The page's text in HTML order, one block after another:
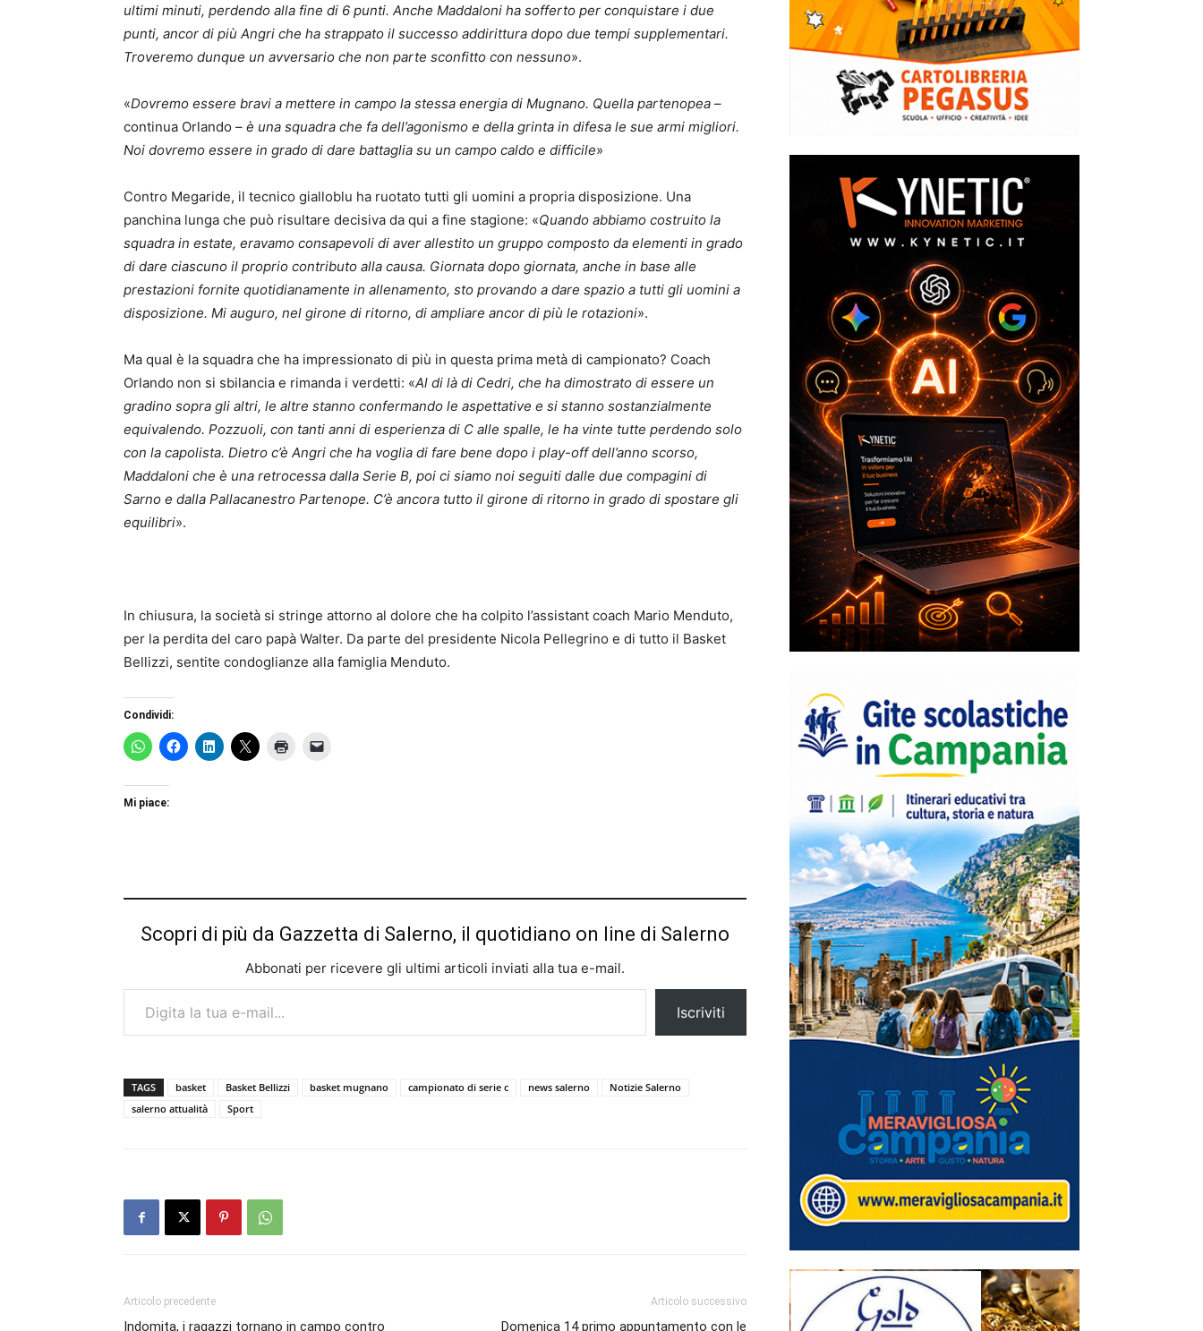
ultimi minuti, perdendo alla fine di 6 punti. Anche Maddaloni ha sofferto per conquistare i due
punti, ancor di più Angri che ha strappato il successo addirittura dopo due tempi supplementari.
Troveremo dunque un avversario che non parte sconfitto con nessuno».
«Dovremo essere bravi a mettere in campo la stessa energia di Mugnano. Quella partenopea –
continua Orlando – è una squadra che fa dell’agonismo e della grinta in difesa le sue armi migliori.
Noi dovremo essere in grado di dare battaglia su un campo caldo e difficile»
Contro Megaride, il tecnico gialloblu ha ruotato tutti gli uomini a propria disposizione. Una
panchina lunga che può risultare decisiva da qui a fine stagione: «Quando abbiamo costruito la
squadra in estate, eravamo consapevoli di aver allestito un gruppo composto da elementi in grado
di dare ciascuno il proprio contributo alla causa. Giornata dopo giornata, anche in base alle
prestazioni fornite quotidianamente in allenamento, sto provando a dare spazio a tutti gli uomini a
disposizione. Mi auguro, nel girone di ritorno, di ampliare ancor di più le rotazioni».
Ma qual è la squadra che ha impressionato di più in questa prima metà di campionato? Coach
Orlando non si sbilancia e rimanda i verdetti: «Al di là di Cedri, che ha dimostrato di essere un
gradino sopra gli altri, le altre stanno confermando le aspettative e si stanno sostanzialmente
equivalendo. Pozzuoli, con tanti anni di esperienza di C alle spalle, le ha vinte tutte perdendo solo
con la capolista. Dietro c’è Angri che ha voglia di fare bene dopo i play-off dell’anno scorso,
Maddaloni che è una retrocessa dalla Serie B, poi ci siamo noi seguiti dalle due compagini di
Sarno e dalla Pallacanestro Partenope. C’è ancora tutto il girone di ritorno in grado di spostare gli
equilibri».
In chiusura, la società si stringe attorno al dolore che ha colpito l’assistant coach Mario Menduto,
per la perdita del caro papà Walter. Da parte del presidente Nicola Pellegrino e di tutto il Basket
Bellizzi, sentite condoglianze alla famiglia Menduto.
Condividi:
Mi piace:
Scopri di più da Gazzetta di Salerno, il quotidiano on line di Salerno
Abbonati per ricevere gli ultimi articoli inviati alla tua e-mail.
Digita la tua e-mail...
Iscriviti
TAGS basket Basket Bellizzi basket mugnano campionato di serie c news salerno
Notizie Salerno
salerno attualità
Sport
Articolo precedente
Indomita, i ragazzi tornano in campo contro
Articolo successivo
Domenica 14 primo appuntamento con le